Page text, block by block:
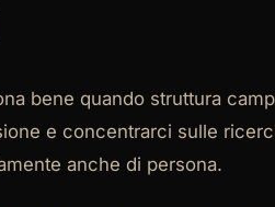
bene quando struttura
e concentrarci sulle
anche di persona.